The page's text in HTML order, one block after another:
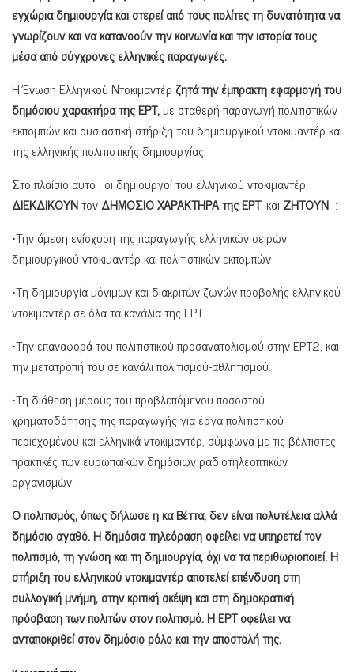
εγχώρια δημιουργία και στερεί από τους πολίτες τη δυνατότητα να
γνωρίζουν και να κατανοούν την κοινωνία και την ιστορία τους
μέσα από σύγχρονες ελληνικές παραγωγές.
Η Ένωση Ελληνικού Ντοκιμαντέρ ζητά την έμπρακτη εφαρμογή του
δημόσιου χαρακτήρα της ΕΡΤ,με σταθερή παραγωγή πολιτιστικών
εκπομπών και ουσιαστική στήριξη του δημιουργικού ντοκιμαντέρ και
της ελληνικής πολιτιστικής δημιουργίας.
Στο πλαίσιο αυτό , οι δημιουργοί του ελληνικού ντοκιμαντέρ,
ΔΙΕΚΔΙΚΟΥΝτονΔΗΜΟΣΙΟ ΧΑΡΑΚΤΗΡΑ της ΕΡΤ, και ΖΗΤΟΥΝ :
•Την άμεση ενίσχυση της παραγωγής ελληνικών σειρών
δημιουργικού ντοκιμαντέρ και πολιτιστικών εκπομπών
•Τη δημιουργία μόνιμων και διακριτών ζωνών προβολής ελληνικού
ντοκιμαντέρ σε όλα τα κανάλια της ΕΡΤ.
•Την επαναφορά του πολιτιστικού προσανατολισμού στην ΕΡΤ2, και
την μετατροπή του σε κανάλι πολιτισμού-αθλητισμού.
•Τη διάθεση μέρους του προβλεπόμενου ποσοστού
χρηματοδότησης της παραγωγής για έργα πολιτιστικού
περιεχομένου και ελληνικά ντοκιμαντέρ, σύμφωνα με τις βέλτιστες
πρακτικές των ευρωπαϊκών δημόσιων ραδιοτηλεοπτικών
οργανισμών.
Ο πολιτισμός, όπως δήλωσε η κα Βέττα, δεν είναι πολυτέλεια αλλά
δημόσιο αγαθό. Η δημόσια τηλεόραση οφείλει να υπηρετεί τον
πολιτισμό, τη γνώση και τη δημιουργία, όχι να τα περιθωριοποιεί. Η
στήριξη του ελληνικού ντοκιμαντέρ αποτελεί επένδυση στη
συλλογική μνήμη, στην κριτική σκέψη και στη δημοκρατική
πρόσβαση των πολιτών στον πολιτισμό. Η ΕΡΤ οφείλει να
ανταποκριθεί στον δημόσιο ρόλο και την αποστολή της.